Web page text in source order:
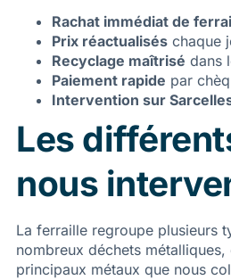
Rachat immédiat de
Prix réactualisés chaque
Recyclage maîtrisé dans
Paiement rapide par
Intervention sur
Les
nous
La ferraille regroupe plusieurs
nombreux déchets
principaux métaux que nous